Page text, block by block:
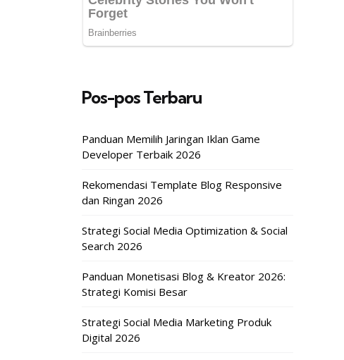
Pos-pos Terbaru
Panduan Memilih Jaringan Iklan Game
Developer Terbaik 2026
Rekomendasi Template Blog Responsive
dan Ringan 2026
Strategi Social Media Optimization & Social
Search 2026
Panduan Monetisasi Blog & Kreator 2026:
Strategi Komisi Besar
Strategi Social Media Marketing Produk
Digital 2026